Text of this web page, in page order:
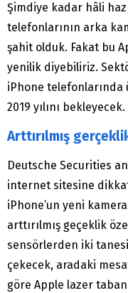
Şimdiye kadar hâli
telefonlarının arka
şahit olduk. Fakat bu
yenilik diyebiliriz.
iPhone
2019 yılını bekleyecek.
Arttırılmış
Deutsche Securities
internet sitesine
iPhone’un yeni
arttırılmış geçeklik
sensörlerden iki
çekecek, aradaki
göre Apple lazer